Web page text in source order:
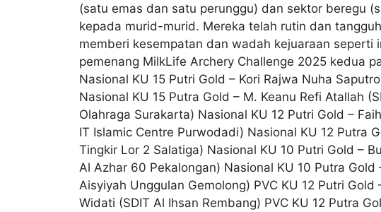
(satu emas dan satu perunggu) dan sektor beregu
kepada murid-murid. Mereka telah rutin dan
memberi kesempatan dan wadah kejuaraan seperti
pemenang MilkLife Archery Challenge 2025 kedua
Nasional KU 15 Putri Gold – Kori Rajwa Nuha
Nasional KU 15 Putra Gold – M. Keanu Refi Atallah
Olahraga Surakarta) Nasional KU 12 Putri Gold –
IT Islamic Centre Purwodadi) Nasional KU 12 Putra
Tingkir Lor 2 Salatiga) Nasional KU 10 Putri Gold –
Al Azhar 60 Pekalongan) Nasional KU 10 Putra
Aisyiyah Unggulan Gemolong) PVC KU 12 Putri
Widati (SDIT Al Ihsan Rembang) PVC KU 12 Putra